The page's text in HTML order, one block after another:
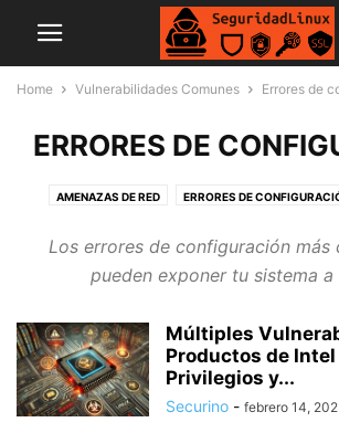
Home Vulnerabilidades Comunes Errores de
ERRORES DE
AMENAZAS DE RED ERRORES DE
Los errores de configuración más
pueden exponer tu sistema a
Múltiples
Productos de Intel
Privilegios y...
Securino - febrero 14,